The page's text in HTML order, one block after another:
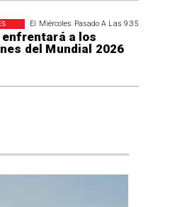
El Miércoles Pasado A Las 9:35
enfrentará a los
del Mundial 2026